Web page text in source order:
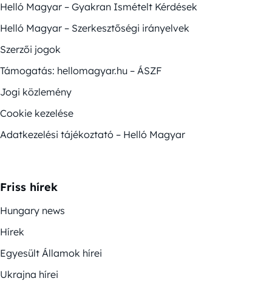
Helló Magyar – Gyakran Ismételt Kérdések
Helló Magyar – Szerkesztőségi irányelvek
Szerzői jogok
Támogatás: hellomagyar.hu – ÁSZF
Jogi közlemény
Cookie kezelése
Adatkezelési tájékoztató – Helló Magyar
Friss hírek
Hungary news
Hírek
Egyesült Államok hírei
Ukrajna hírei